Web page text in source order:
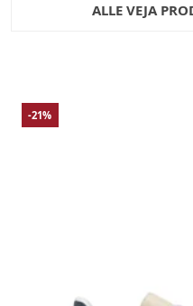
ALLE VEJA
-21%